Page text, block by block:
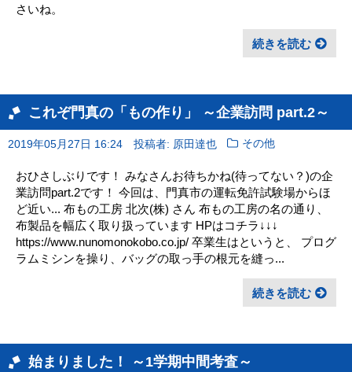
さいね。
続きを読む
これぞ門真の「もの作り」 ～企業訪問 part.2～
2019年05月27日 16:24 投稿者: 原田達也 その他
おひさしぶりです！ みなさんお待ちかね(待ってない？)の企
業訪問part.2です！ 今回は、門真市の運転免許試験場からほ
ど近い... 布もの工房 北次(株) さん 布もの工房の名の通り、
布製品を幅広く取り扱っています HPはコチラ↓↓↓
https://www.nunomonokobo.co.jp/ 卒業生はというと、 プログ
ラムミシンを操り、バッグの取っ手の根元を縫っ...
続きを読む
始まりました！ ～1学期中間考査～